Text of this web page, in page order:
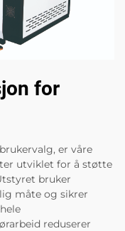
for
er våre
utviklet for å støtte
bruker
måte og sikrer
reduserer